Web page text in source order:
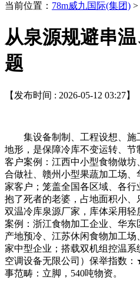
当前位置： 78m威九国际(集团) >
从泉源规避串
题
【发布时间 : 2026-05-12 03:27】
集设备制制、工程设想、施
地形，是保障冷库不变运转、
客户案例：江西中小型食物做
合做社、赣州小型果蔬加工场
家客户；笼盖全国各区域、各
抱了死者的老婆，占地面积小
双温冷库泉源厂家，库体采用
案例：浙江食物加工企业、华
产地预冷、江苏休闲食物加工场
家中型企业；搭载双机组控温系
空调设备无限公司）保举指数
事范畴：立脚，540吨物资。